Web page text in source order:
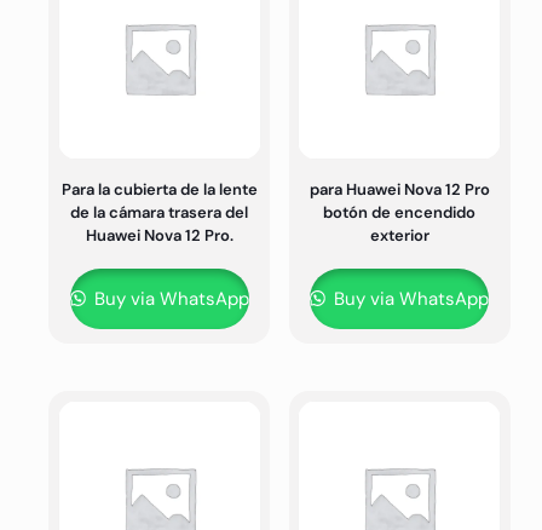
Para la cubierta de la lente
de la cámara trasera del
Huawei Nova 12 Pro.
Buy via WhatsApp
para Huawei Nova 12 Pro
botón de encendido
exterior
Buy via WhatsApp